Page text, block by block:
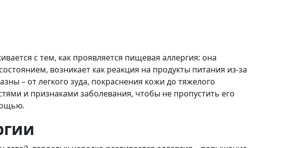
с тем, как проявляется пищевая аллергия: она
возникает как реакция на продукты питания из-за
– от легкого зуда, покраснения кожи до тяжелого
и признаками заболевания, чтобы не пропустить его